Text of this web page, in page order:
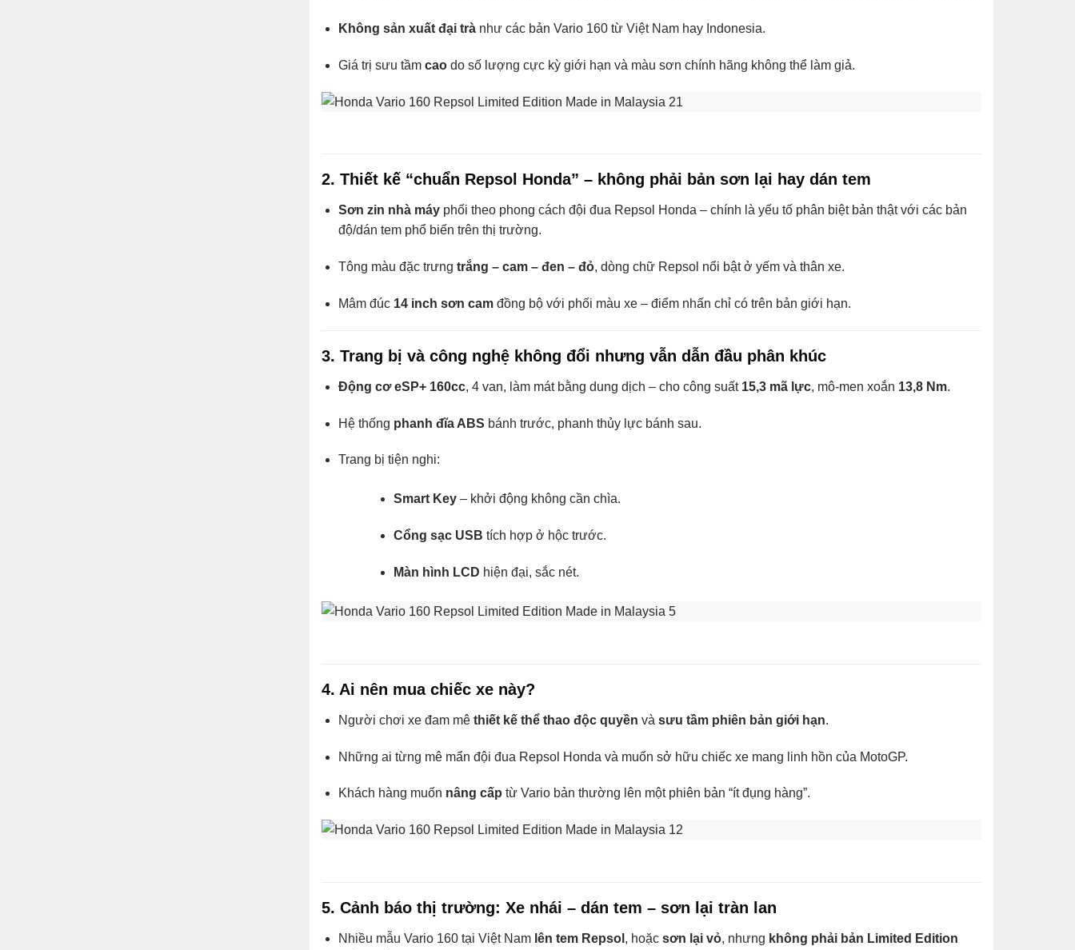
Không sản xuất đại trànhư các bản Vario 160 từ Việt Nam hay Indonesia.
Giá trị sưu tầm caodo số lượng cực kỳ giới hạn và màu sơn chính hãng không thể làm giả.
2. Thiết kế “chuẩn Repsol Honda” – không phải bản sơn lại hay dán tem
Sơn zin nhà máyphối theo phong cách đội đua Repsol Honda – chính là yếu tố phân biệt bản thật với các bản
độ/dán tem phổ biến trên thị trường.
Tông màu đặc trưng trắng – cam – đen – đỏ, dòng chữ Repsol nổi bật ở yếm và thân xe.
Mâm đúc 14 inch sơn camđồng bộ với phối màu xe – điểm nhấn chỉ có trên bản giới hạn.
3. Trang bị và công nghệ không đổi nhưng vẫn dẫn đầu phân khúc
Động cơ eSP+ 160cc, 4 van, làm mát bằng dung dịch – cho công suất 15,3 mã lực, mô-men xoắn 13,8 Nm.
Hệ thống phanh đĩa ABS bánh trước, phanh thủy lực bánh sau.
Trang bị tiện nghi:
Smart Key– khởi động không cần chìa.
Cổng sạc USB tích hợp ở hộc trước.
Màn hình LCD hiện đại, sắc nét.
4. Ai nên mua chiếc xe này?
Người chơi xe đam mê thiết kế thể thao độc quyền và sưu tầm phiên bản giới hạn.
Những ai từng mê mẩn đội đua Repsol Honda và muốn sở hữu chiếc xe mang linh hồn của MotoGP.
Khách hàng muốn nâng cấp từ Vario bản thường lên một phiên bản “ít đụng hàng”.
5. Cảnh báo thị trường: Xe nhái – dán tem – sơn lại tràn lan
Nhiều mẫu Vario 160 tại Việt Nam lên tem Repsol , hoặc sơn lại vỏ, nhưng không phải bản Limited Edition